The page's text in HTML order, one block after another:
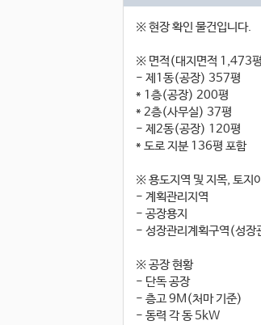
※ 현장 확인 물건입니다.
※ 면적(대지면적 1,473
- 제1동(공장) 357평
* 1층(공장) 200평
* 2층(사무실) 37평
- 제2동(공장) 120평
* 도로 지분 136평 포함
※ 용도지역 및 지목, 토지
- 계획관리지역
- 공장용지
- 성장관리계획구역(성장
※ 공장 현황
- 단독 공장
- 층고 9M(처마 기준)
- 동력 각 동 5kW